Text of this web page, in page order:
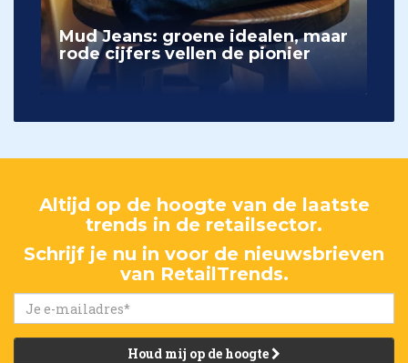
Mud Jeans: groene idealen, maar
rode cijfers vellen de pionier
Altijd op de hoogte van de laatste
trends in de retailsector.
Schrijf je nu in voor de nieuwsbrieven
van RetailTrends.
Houd mij op de hoogte